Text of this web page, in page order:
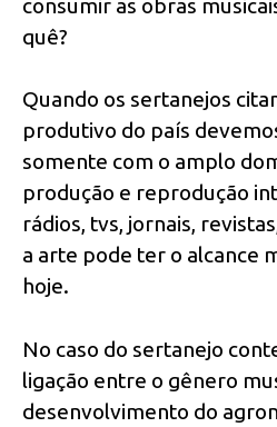
consumir as obras
quê?
Quando os sertanejos
produtivo do país
somente com o amplo
produção e reprodução
rádios, tvs, jornais,
a arte pode ter o alcance
hoje.
No caso do sertanejo
ligação entre o gênero
desenvolvimento do